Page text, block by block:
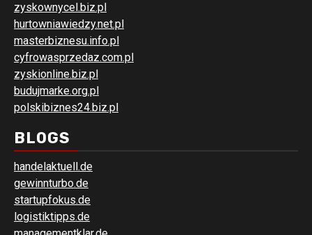
zyskownycel.biz.pl
hurtowniawiedzy.net.pl
masterbiznesu.info.pl
cyfrowasprzedaz.com.pl
zyskionline.biz.pl
budujmarke.org.pl
polskibiznes24.biz.pl
BLOGS
handelaktuell.de
gewinnturbo.de
startupfokus.de
logistiktipps.de